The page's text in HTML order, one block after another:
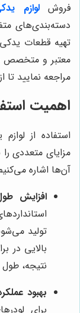
فروشلوازم
دسته‌بندی‌های
تهیه قطعات
معتبر و متخصص
مراجعه نمایید
اهمیت
استفاده از
مزایای متعددی
آن‌ها اشاره
افزایش
تولید
بالایی در
نتیجه،
بهبود
برای